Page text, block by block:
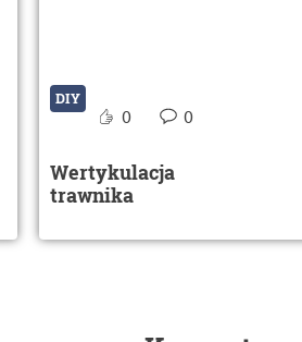
DIY
0 0
Wertykulacja
trawnika